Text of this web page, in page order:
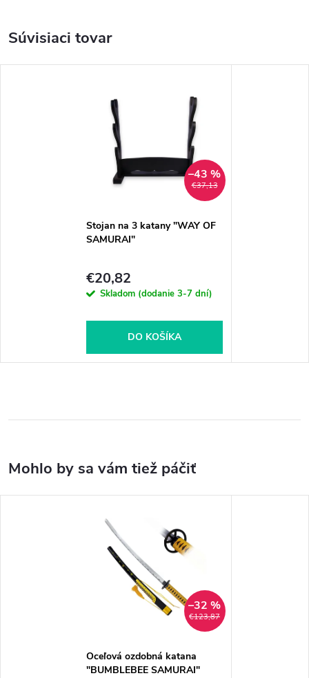
Súvisiaci tovar
€37,13
–43 %
Stojan na 3 katany "WAY OF
SAMURAI"
€20,82
Skladom (dodanie 3-7 dní)
DO KOŠÍKA
€123,87
–32 %
Oceľová ozdobná katana
"BUMBLEBEE SAMURAI"